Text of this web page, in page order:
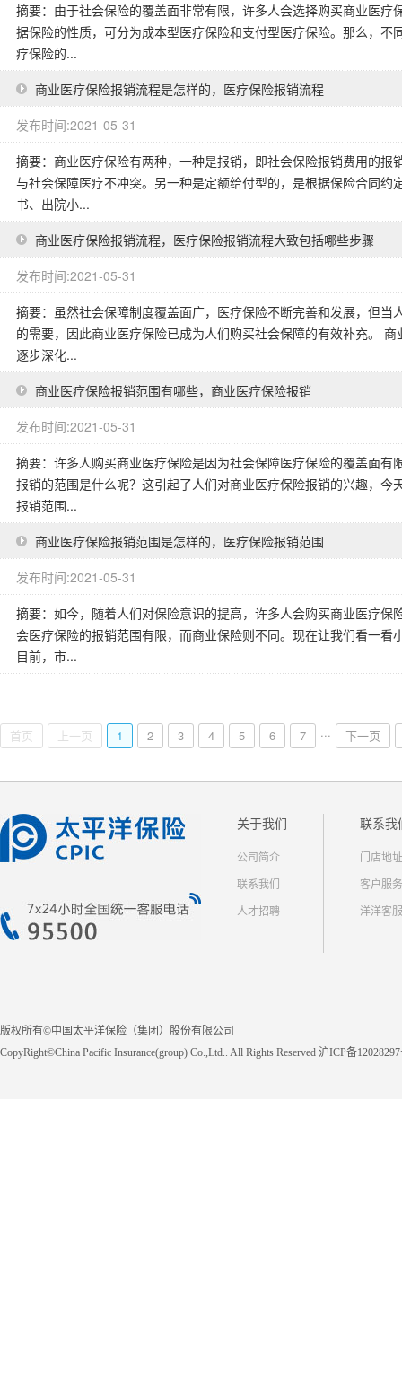
摘要：由于社会保险的覆盖面非常有限，许多人会选择购买商业医
据保险的性质，可分为成本型医疗保险和支付型医疗保险。那么，
疗保险的...
商业医疗保险报销流程是怎样的，医疗保险报销流程
发布时间:2021-05-31
摘要：商业医疗保险有两种，一种是报销，即社会保险报销费用的
与社会保障医疗不冲突。另一种是定额给付型的，是根据保险合同
书、出院小...
商业医疗保险报销流程，医疗保险报销流程大致包括哪些步骤
发布时间:2021-05-31
摘要：虽然社会保障制度覆盖面广，医疗保险不断完善和发展，但
的需要，因此商业医疗保险已成为人们购买社会保障的有效补充。
逐步深化...
商业医疗保险报销范围有哪些，商业医疗保险报销
发布时间:2021-05-31
摘要：许多人购买商业医疗保险是因为社会保障医疗保险的覆盖面
报销的范围是什么呢？这引起了人们对商业医疗保险报销的兴趣，
报销范围...
商业医疗保险报销范围是怎样的，医疗保险报销范围
发布时间:2021-05-31
摘要：如今，随着人们对保险意识的提高，许多人会购买商业医疗
会医疗保险的报销范围有限，而商业保险则不同。现在让我们看一
目前，市...
首页 上一页 1 2 3 4 5 6 7 ... 下一页
关于我们
公司简介
联系我们
人才招聘
联系我
门店地址
客户服务
洋洋客服
版权所有©中国太平洋保险（集团）股份有限公司
CopyRight©China Pacific Insurance(group) Co.,Ltd.. All Rights Reserved 沪ICP备